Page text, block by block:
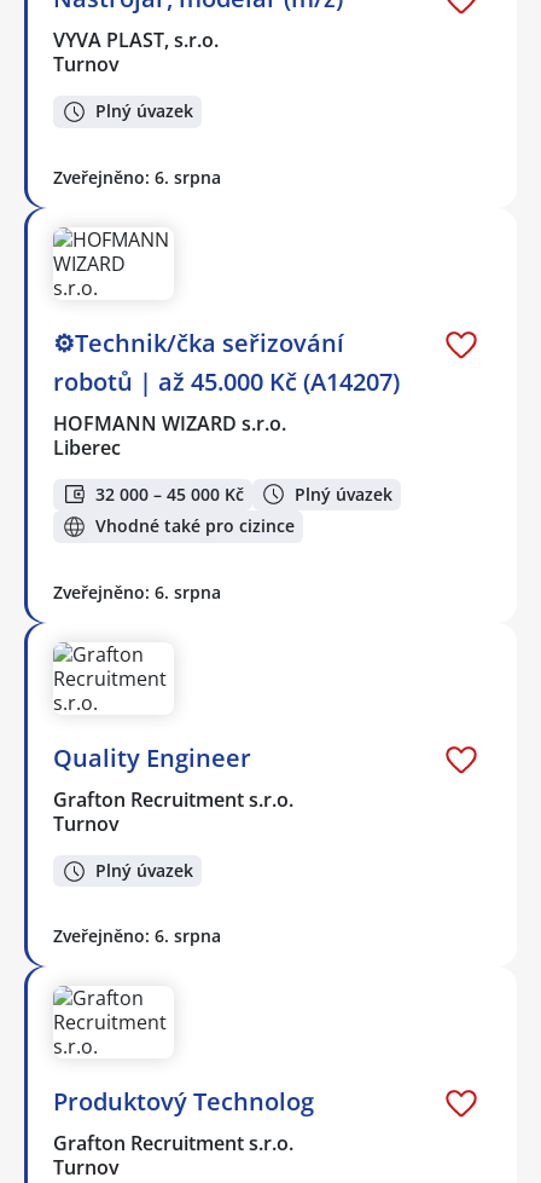
VYVA PLAST, s.r.o.
Turnov
Plný úvazek
Zveřejněno: 6. srpna
⚙️Technik/čka seřizování
robotů | až 45.000 Kč (A14207)
HOFMANN WIZARD s.r.o.
Liberec
32 000 – 45 000 Kč
Plný úvazek
Vhodné také pro cizince
Zveřejněno: 6. srpna
Quality Engineer
Grafton Recruitment s.r.o.
Turnov
Plný úvazek
Zveřejněno: 6. srpna
Produktový Technolog
Grafton Recruitment s.r.o.
Turnov